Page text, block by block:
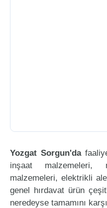
Yozgat Sorgun'da
inşaat malzemeleri,
malzemeleri, elektrikli
genel hırdavat ürün
neredeyse tamamını